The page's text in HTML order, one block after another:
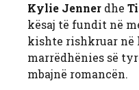
Kylie Jenner dhe
kësaj të fundit në
kishte rishkruar në
marrëdhënies së
mbajnë romancën.